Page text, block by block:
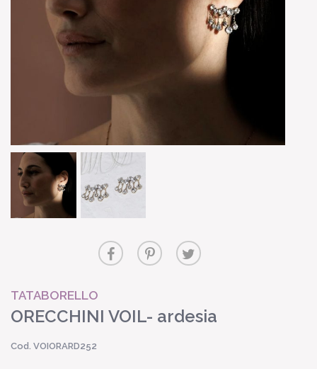
TATABORELLO
ORECCHINI VOIL- ardesia
Cod. VOIORARD252